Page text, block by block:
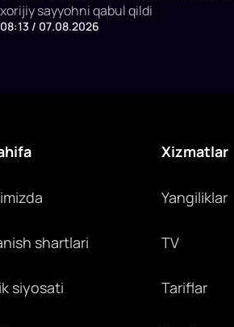
xorijiy sayyohni qabul qildi
08:13 / 07.08.2026
shartlari
siyosati
Xizmatlar
Yangiliklar
TV
Tariflar